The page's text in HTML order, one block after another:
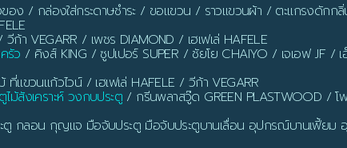
ง / กล่องใส่กระดาษชำระ / ขอแขวน / ราวแขวนผ้า / ตะแกรงดัก
ก้า VEGARR / เพชร DIAMOND / เฮเฟเล่ HAFELE
รัว / คิงส์ KING / ซูปเปอร์ SUPER / ชัยโย CHAIYO / เจเอฟ JF /
แขวนแก้วไวน์ / เฮเฟเล่ HAFELE / วีก้า VEGARR
ม้สังเคราะห์ วงกบประตู / กรีนพลาสวู๊ด GREEN PLASTWOOD / โ
กลอน กุญแจ มือจับประตู มือจับประตูบานเลื่อน อุปกรณ์บานเฟี้ยม